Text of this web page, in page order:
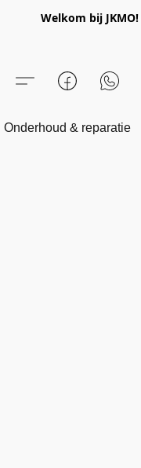
Welkom bij
Onderhoud & reparatie